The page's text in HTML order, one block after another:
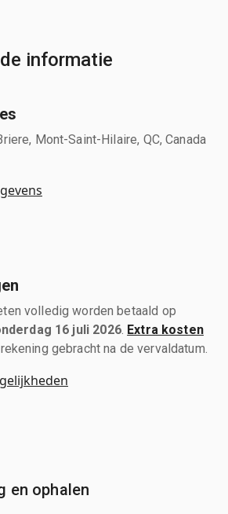
informatie
Mont-Saint-Hilaire, QC, Canada
volledig worden betaald op
16 juli 2026. Extra kosten
gebracht na de vervaldatum.
en ophalen